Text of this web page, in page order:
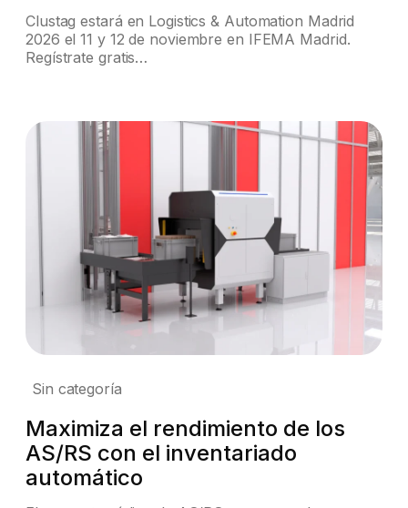
Clustag estará en Logistics & Automation Madrid
2026 el 11 y 12 de noviembre en IFEMA Madrid.
Regístrate gratis…
Sin categoría
Maximiza el rendimiento de los
AS/RS con el inventariado
automático